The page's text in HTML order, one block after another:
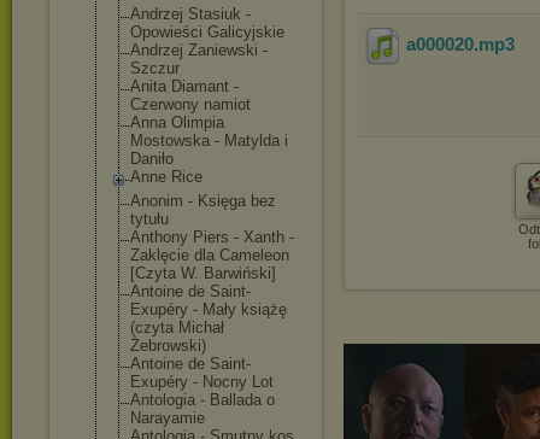
Andrzej Stasiuk -
Opowieści Galicyjskie
Andrzej Zaniewski -
Szczur
Anita Diamant -
Czerwony namiot
Anna Olimpia
Mostowska - Matylda i
Daniło
Anne Rice
Anonim - Księga bez
tytułu
Anthony Piers - Xanth -
Zaklęcie dla Cameleon
[Czyta W. Barwiński]
Antoine de Saint-
Exupéry - Mały książę
(czyta Michał
Żebrowski)
Antoine de Saint-
Exupéry - Nocny Lot
Antologia - Ballada o
Narayamie
a000020.mp3